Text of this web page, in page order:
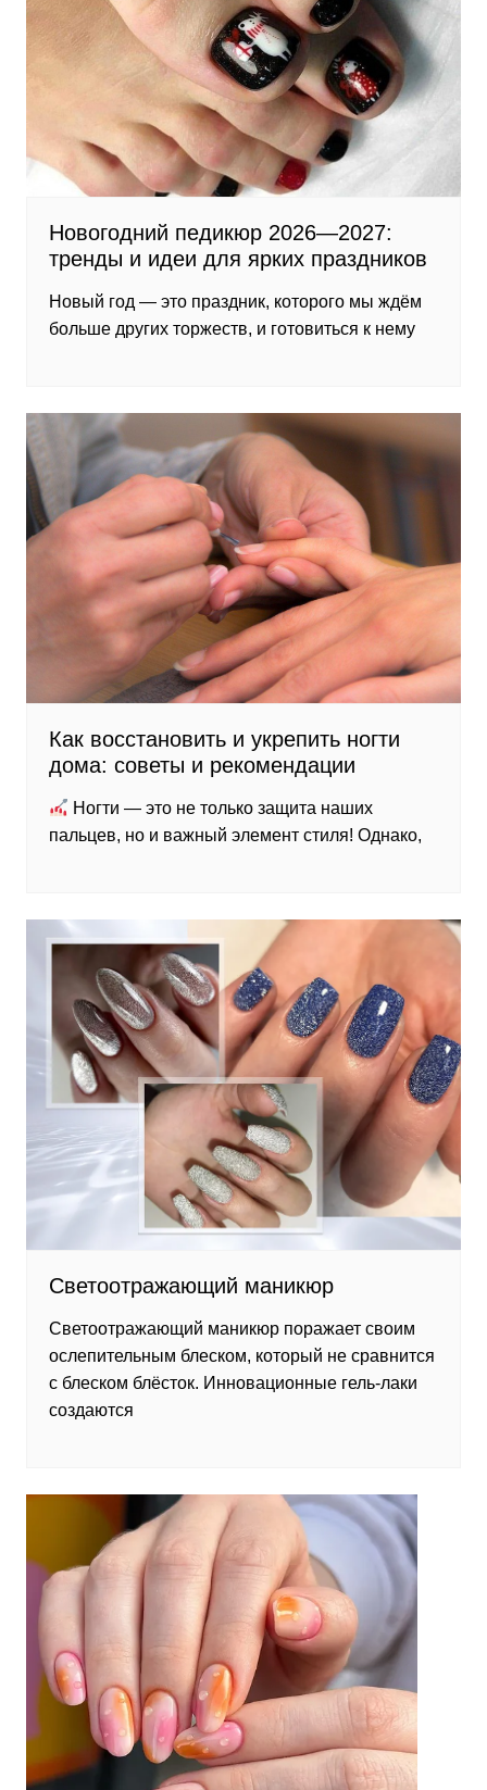
Новогодний педикюр 2026—2027:
тренды и идеи для ярких праздников
Новый год — это праздник, которого мы ждём
больше других торжеств, и готовиться к нему
Как восстановить и укрепить ногти
дома: советы и рекомендации
Ногти — это не только защита наших
пальцев, но и важный элемент стиля! Однако,
Светоотражающий маникюр
Светоотражающий маникюр поражает своим
ослепительным блеском, который не сравнится
с блеском блёсток. Инновационные гель-лаки
создаются